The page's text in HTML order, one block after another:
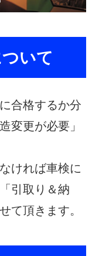
いて
合格するか分
変更が必要」
ければ車検に
引取り＆納
て頂きます。